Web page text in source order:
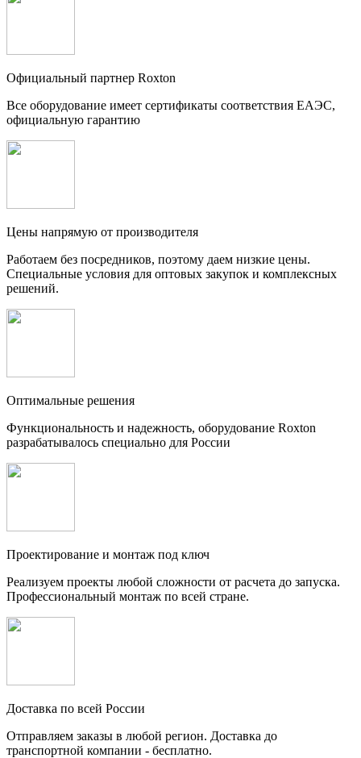
Официальный партнер Roxton
Все оборудование имеет сертификаты соответствия ЕАЭС,
официальную гарантию
Цены напрямую от производителя
Работаем без посредников, поэтому даем низкие цены.
Специальные условия для оптовых закупок и комплексных
решений.
Оптимальные решения
Функциональность и надежность, оборудование Roxton
разрабатывалось специально для России
Проектирование и монтаж под ключ
Реализуем проекты любой сложности от расчета до запуска.
Профессиональный монтаж по всей стране.
Доставка по всей России
Отправляем заказы в любой регион. Доставка до
транспортной компании - бесплатно.